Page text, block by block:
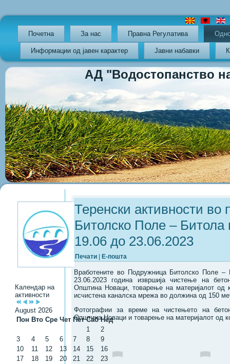
Почетна За нас Правна Регулатива
Информации од јавен карактер Јавни набавки
АД "Водостопанство на
Календар на
активности
August 2026
Пон Вто Сре Чет Пет Саб Нед
1
2
3
4 5 6 7 8
9
10
11 12 13 14 15
16
17
18 19 20 21 22
23
Теренски активности во
Битолско Поле – Битола
19.06 до 23.06.2023
Печати Е-пошта
Вработените во Подружница Битолско Поле
23.06.2023 година извршија чистење на
Општина Новаци, товарење на материјалот од
исчистена каналска мрежа во должина од 150
Фотографии за време на чистењето на
Општина Новаци и товарење на материјалот од